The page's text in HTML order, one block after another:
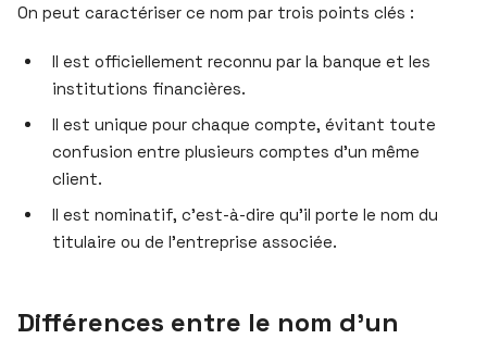
On peut caractériser ce nom par trois points clés :
Il est officiellement reconnu par la banque et les
institutions financières.
Il est unique pour chaque compte, évitant toute
confusion entre plusieurs comptes d’un même
client.
Il est nominatif, c’est-à-dire qu’il porte le nom du
titulaire ou de l’entreprise associée.
Différences entre le nom d’un